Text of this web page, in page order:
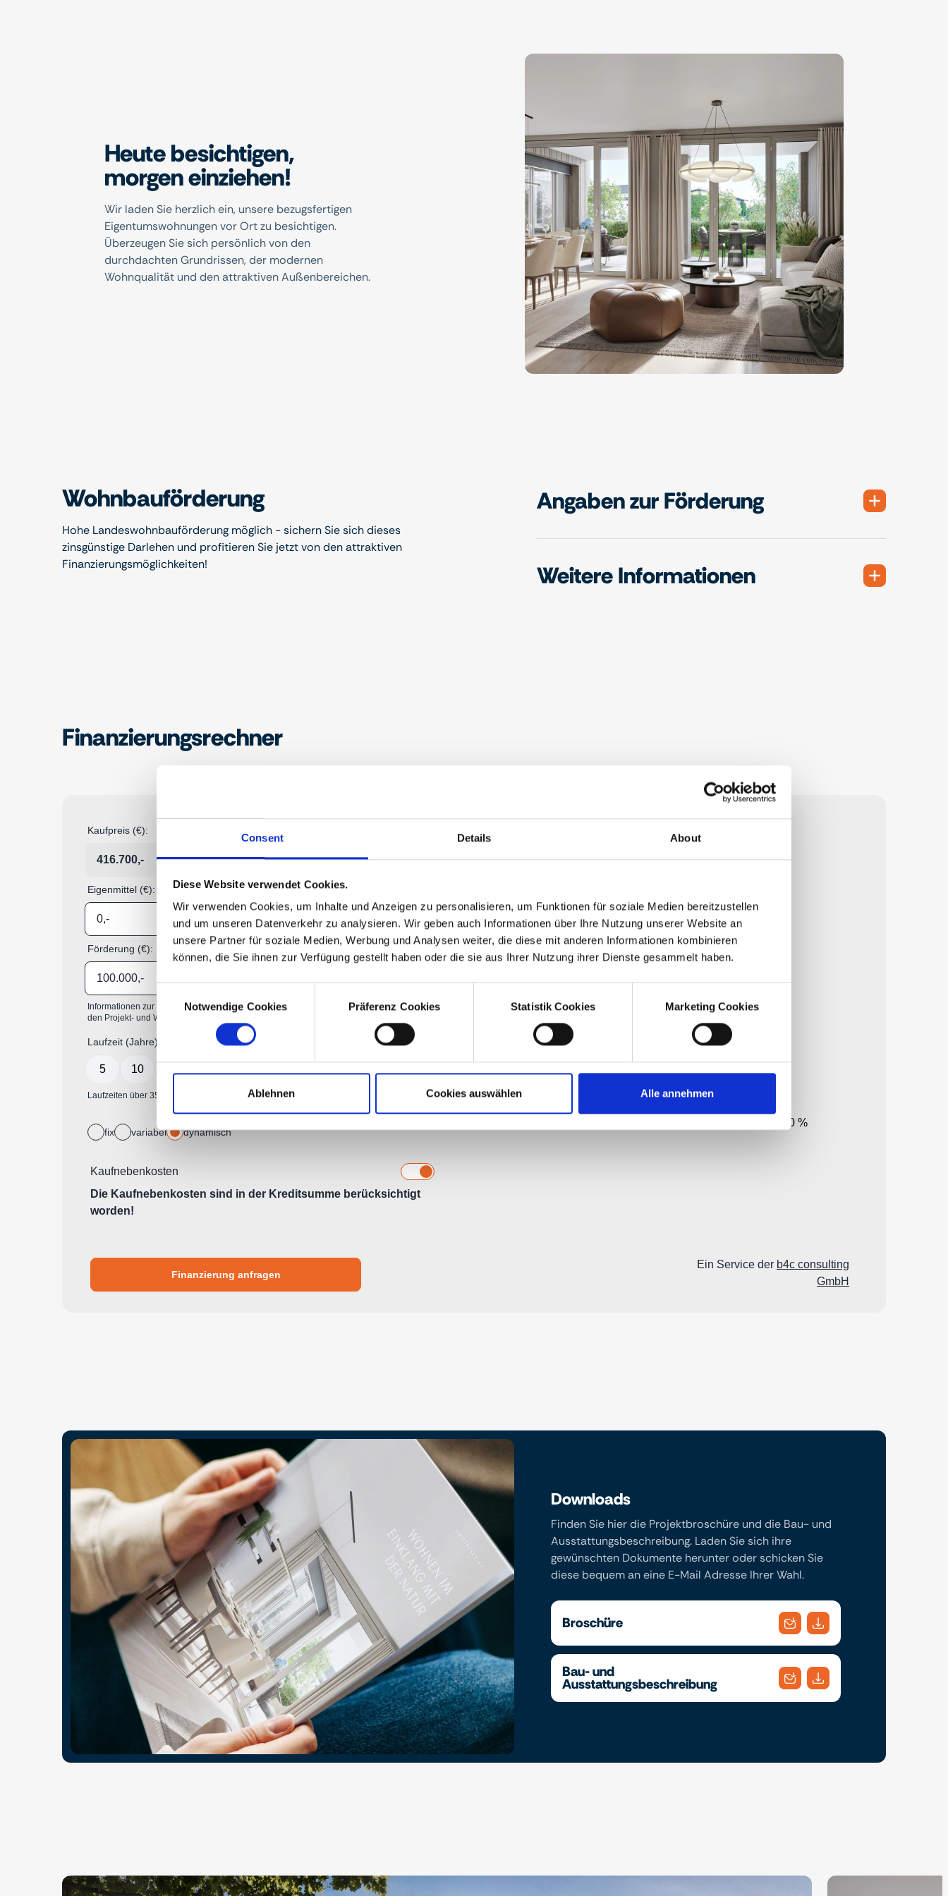
Consent Details About
Diese Website verwendet Cookies.
Wir verwenden Cookies, um Inhalte und Anzeigen zu personalisieren, um Funktionen für soziale Medien bereitzustellen
und um unseren Datenverkehr zu analysieren. Wir geben auch Informationen über Ihre Nutzung unserer Website an
unsere Partner für soziale Medien, Werbung und Analysen weiter, die diese mit anderen Informationen kombinieren
können, die Sie ihnen zur Verfügung gestellt haben oder die sie aus Ihrer Nutzung ihrer Dienste gesammelt haben.
SelectionNotwendige Cookies Präferenz Cookies Statistik Cookies Marketing Cookies
Ablehnen Cookies auswählen Alle annehmen
Heute besichtigen,
morgen einziehen!
Wir laden Sie herzlich ein, unsere bezugsfertigen
Eigentumswohnungen vor Ort zu besichtigen.
Überzeugen Sie sich persönlich von den
durchdachten Grundrissen, der modernen
Wohnqualität und den attraktiven Außenbereichen.
Wohnbauförderung
Hohe Landeswohnbauförderung möglich - sichern Sie sich dieses
zinsgünstige Darlehen und profitieren Sie jetzt von den attraktiven
Finanzierungsmöglichkeiten!
Angaben zur Förderung
Weitere Informationen
Finanzierungsrechner
Downloads
Finden Sie hier die Projektbroschüre und die Bau- und
Ausstattungsbeschreibung. Laden Sie sich ihre
gewünschten Dokumente herunter oder schicken Sie
diese bequem an eine E-Mail Adresse Ihrer Wahl.
Broschüre
Bau- und
Ausstattungsbeschreibung